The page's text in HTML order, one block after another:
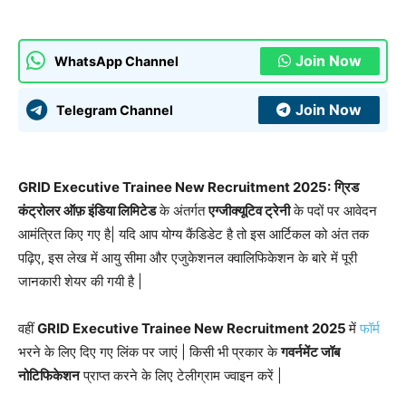
WhatsApp Channel Join Now
Telegram Channel Join Now
GRID Executive Trainee New Recruitment 2025: ग्रिड
कंट्रोलर ऑफ़ इंडिया लिमिटेडके अंतर्गतएग्जीक्यूटिव ट्रेनीके पदों पर आवेदन
आमंत्रित किए गए है| यदि आप योग्य कैंडिडेट है तो इस आर्टिकल को अंत तक
पढ़िए, इस लेख में आयु सीमा और एजुकेशनल क्वालिफिकेशन के बारे में पूरी
जानकारी शेयर की गयी है |
वहींGRID Executive Trainee New Recruitment 2025मेंफॉर्म
भरने के लिए दिए गए लिंक पर जाएं | किसी भी प्रकार केगवर्नमेंट जॉब
नोटिफिकेशनप्राप्त करने के लिए टेलीग्राम ज्वाइन करें |